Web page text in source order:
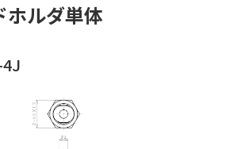
ホルダ単体